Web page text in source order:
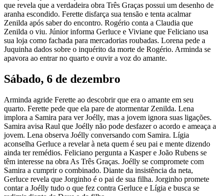
que revela que a verdadeira obra Três Graças possui um desenho de
aranha escondido. Ferette disfarça sua tensão e tenta acalmar
Zenilda após saber do encontro. Rogério conta a Claudia que
Zenilda o viu. Júnior informa Gerluce e Viviane que Feliciano usa
sua loja como fachada para mercadorias roubadas. Lorena pede a
Juquinha dados sobre o inquérito da morte de Rogério. Arminda se
apavora ao entrar no quarto e ouvir a voz do amante.
Sábado, 6 de dezembro
Arminda agride Ferette ao descobrir que era o amante em seu
quarto. Ferette pede que ela pare de atormentar Zenilda. Lena
implora a Samira para ver Joélly, mas a jovem ignora suas ligações.
Samira avisa Raul que Joélly não pode desfazer o acordo e ameaça a
jovem. Lena observa Joélly conversando com Samira. Lígia
aconselha Gerluce a revelar à neta quem é seu pai e mente dizendo
ainda ter remédios. Feliciano pergunta a Kasper e João Rubens se
têm interesse na obra As Três Graças. Joélly se compromete com
Samira a cumprir o combinado. Diante da insistência da neta,
Gerluce revela que Jorginho é o pai de sua filha. Jorginho promete
contar a Joélly tudo o que fez contra Gerluce e Lígia e busca se